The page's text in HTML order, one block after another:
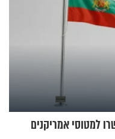
למטוסי אמריקנים